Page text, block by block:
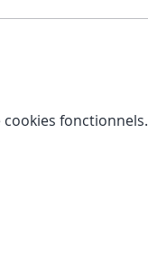
fonctionnels.